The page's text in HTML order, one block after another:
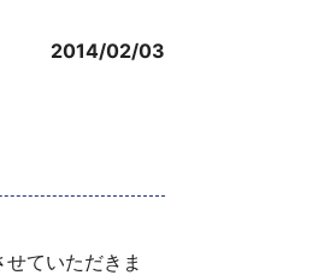
2014/02/03
ていただきま